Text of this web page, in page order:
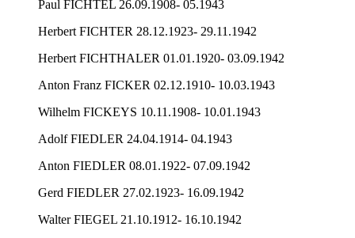
Paul FICHTEL 26.09.1908- 05.1943
Herbert FICHTER 28.12.1923- 29.11.1942
Herbert FICHTHALER 01.01.1920- 03.09.1942
Anton Franz FICKER 02.12.1910- 10.03.1943
Wilhelm FICKEYS 10.11.1908- 10.01.1943
Adolf FIEDLER 24.04.1914- 04.1943
Anton FIEDLER 08.01.1922- 07.09.1942
Gerd FIEDLER 27.02.1923- 16.09.1942
Walter FIEGEL 21.10.1912- 16.10.1942